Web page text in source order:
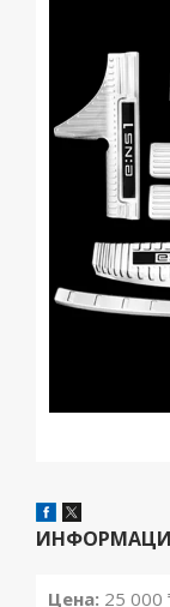
Цена: 25 000